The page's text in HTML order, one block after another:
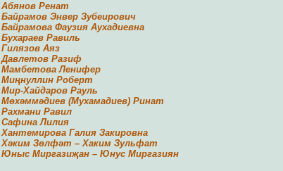
Абянов Ренат
Байрамов Энвер Зубеирович
Байрамова Фаузия Аухадиевна
Бухараев Равиль
Гилязов Аяз
Давлетов Разиф
Мамбетова Ленифер
Миңнуллин Роберт
Мир-Хайдаров Рауль
Мөхәммәдиев (Мухамадиев) Ринат
Рахмани Равил
Сафина Лилия
Хантемирова Галия Закировна
Хәким Зөлфәт – Хаким Зульфат
Юныс Миргазиҗан – Юнус Миргазиян